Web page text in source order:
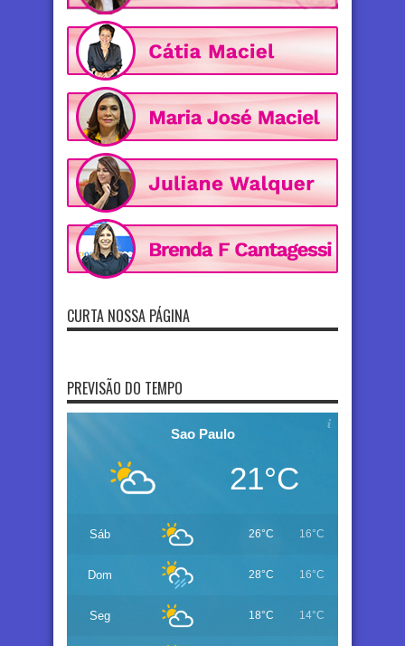
CURTA NOSSA PÁGINA
PREVISÃO DO TEMPO
Sao Paulo
21°C
Sáb 26°C 16°C
Dom 28°C 16°C
Seg 18°C 14°C